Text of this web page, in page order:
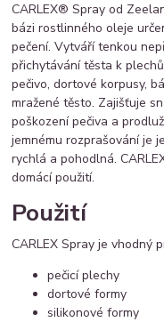
CARLEX® Spray od
bázi rostlinného oleje
pečení. Vytváří tenkou
přichytávání těsta k
pečivo, dortové korpusy,
mražené těsto. Zajišťuje
poškození pečiva a
jemnému rozprašování je
rychlá a pohodlná.
domácí použití.
Použití
CARLEX Spray je vhodný
pečicí plechy
dortové formy
silikonové formy